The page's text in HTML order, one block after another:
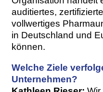
auditiertes,
vollwertiges
in Deutschland und
können.
Welche Ziele
Unternehmen?